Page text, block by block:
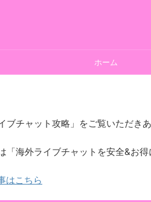
ホーム
ブチャット攻略」をご覧いただき
「海外ライブチャットを安全&お得
はこちら